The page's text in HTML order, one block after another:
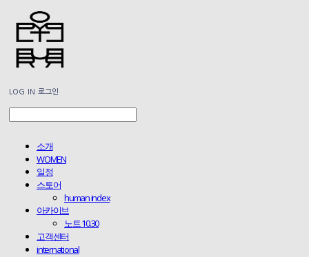
LOG IN 로그인
소개
WOMEN
일정
스토어
human index
아카이브
노트 10.30
고객센터
international